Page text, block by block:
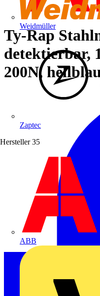
Weidmüller
Zaptec
Hersteller 35
ABB
Ty-Rap
detektierbar,
200N,